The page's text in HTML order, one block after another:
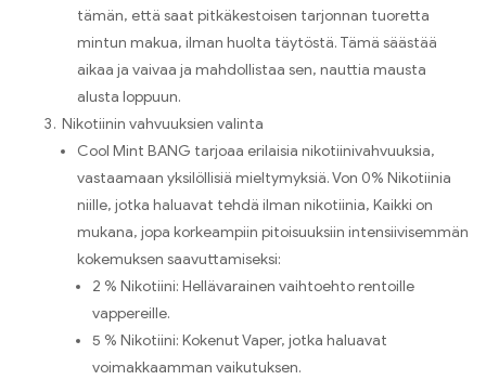
tämän, että saat pitkäkestoisen tarjonnan tuoretta
mintun makua, ilman huolta täytöstä. Tämä säästää
aikaa ja vaivaa ja mahdollistaa sen, nauttia mausta
alusta loppuun.
Nikotiinin vahvuuksien valinta
Cool Mint BANG tarjoaa erilaisia ​​nikotiinivahvuuksia,
vastaamaan yksilöllisiä mieltymyksiä. Von 0% Nikotiinia
niille, jotka haluavat tehdä ilman nikotiinia, Kaikki on
mukana, jopa korkeampiin pitoisuuksiin intensiivisemmän
kokemuksen saavuttamiseksi:
2 % Nikotiini: Hellävarainen vaihtoehto rentoille
vappereille.
5 % Nikotiini: Kokenut Vaper, jotka haluavat
voimakkaamman vaikutuksen.